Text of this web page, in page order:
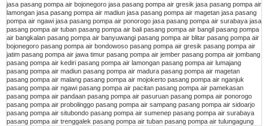
jasa pasang pompa air bojonegoro jasa pasang pompa air gresik jasa pasang pompa air
lamongan jasa pasang pompa air madiun jasa pasang pompa air magetan jasa pasang
pompa air ngawi jasa pasang pompa air ponorogo jasa pasang pompa air surabaya jasa
pasang pompa air tuban pasang pompa air bali pasang pompa air bangil pasang pompa
air bangkalan pasang pompa air banyuwangi pasang pompa air blitar pasang pompa air
bojonegoro pasang pompa air bondowoso pasang pompa air gresik pasang pompa air
jatim pasang pompa air jawa timur pasang pompa air jember pasang pompa air jombang
pasang pompa air kediri pasang pompa air lamongan pasang pompa air lumajang
pasang pompa air madiun pasang pompa air madura pasang pompa air magetan
pasang pompa air malang pasang pompa air mojokerto pasang pompa air nganjuk
pasang pompa air ngawi pasang pompa air pacitan pasang pompa air pamekasan
pasang pompa air pandaan pasang pompa air pasuruan pasang pompa air ponorogo
pasang pompa air probolinggo pasang pompa air sampang pasang pompa air sidoarjo
pasang pompa air situbondo pasang pompa air sumenep pasang pompa air surabaya
pasang pompa air trenggalek pasang pompa air tuban pasang pompa air tulungagung